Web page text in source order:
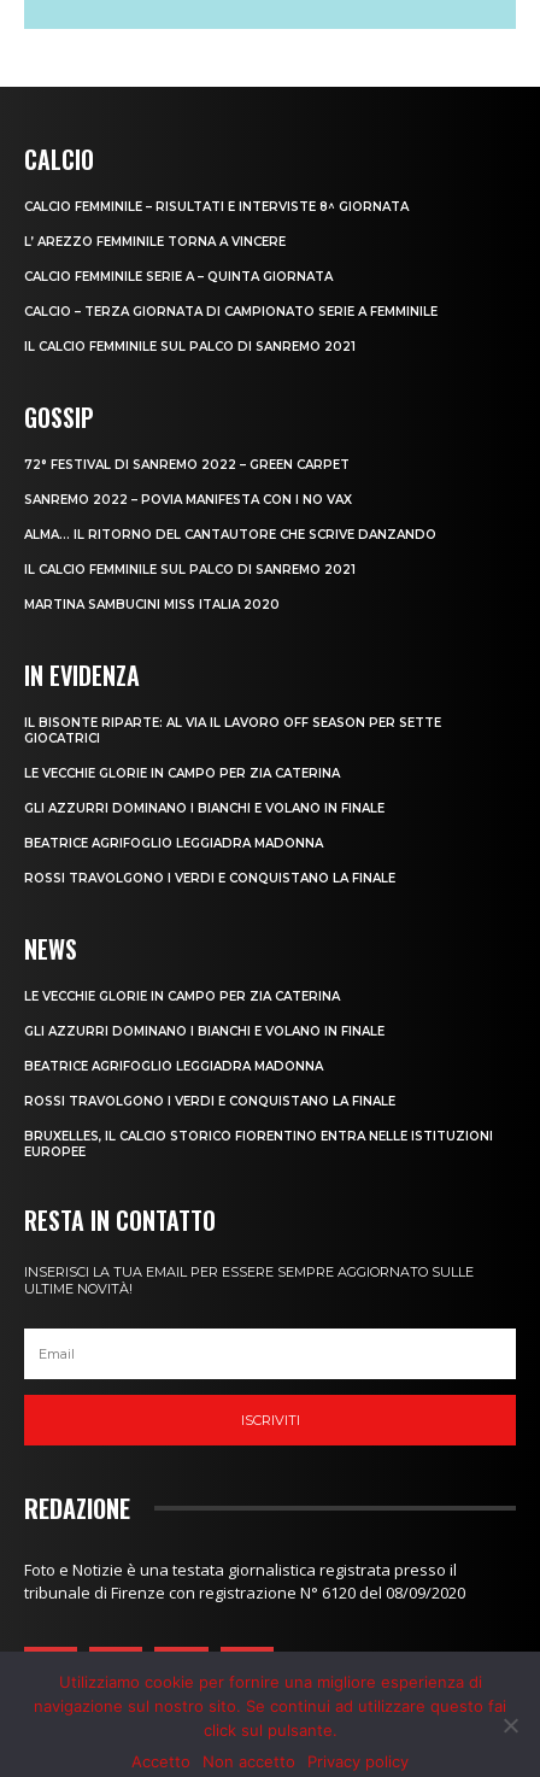
CALCIO
CALCIO FEMMINILE – RISULTATI E INTERVISTE 8^ GIORNATA
L’ AREZZO FEMMINILE TORNA A VINCERE
CALCIO FEMMINILE SERIE A – QUINTA GIORNATA
CALCIO – TERZA GIORNATA DI CAMPIONATO SERIE A FEMMINILE
IL CALCIO FEMMINILE SUL PALCO DI SANREMO 2021
GOSSIP
72° FESTIVAL DI SANREMO 2022 – GREEN CARPET
SANREMO 2022 – POVIA MANIFESTA CON I NO VAX
ALMA… IL RITORNO DEL CANTAUTORE CHE SCRIVE DANZANDO
IL CALCIO FEMMINILE SUL PALCO DI SANREMO 2021
MARTINA SAMBUCINI MISS ITALIA 2020
IN EVIDENZA
IL BISONTE RIPARTE: AL VIA IL LAVORO OFF SEASON PER SETTE
GIOCATRICI
LE VECCHIE GLORIE IN CAMPO PER ZIA CATERINA
GLI AZZURRI DOMINANO I BIANCHI E VOLANO IN FINALE
BEATRICE AGRIFOGLIO LEGGIADRA MADONNA
ROSSI TRAVOLGONO I VERDI E CONQUISTANO LA FINALE
NEWS
LE VECCHIE GLORIE IN CAMPO PER ZIA CATERINA
GLI AZZURRI DOMINANO I BIANCHI E VOLANO IN FINALE
BEATRICE AGRIFOGLIO LEGGIADRA MADONNA
ROSSI TRAVOLGONO I VERDI E CONQUISTANO LA FINALE
BRUXELLES, IL CALCIO STORICO FIORENTINO ENTRA NELLE ISTITUZIONI
EUROPEE
RESTA IN CONTATTO
INSERISCI LA TUA EMAIL PER ESSERE SEMPRE AGGIORNATO SULLE
ULTIME NOVITÀ!
ISCRIVITI
REDAZIONE
Foto e Notizie è una testata giornalistica registrata presso il
tribunale di Firenze con registrazione N° 6120 del 08/09/2020
Redazione- Contatti-Privacy Policy Cookie Policy
Utilizziamo cookie per fornire una migliore esperienza di
navigazione sul nostro sito. Se continui ad utilizzare questo fai
click sul pulsante.
Accetto
Non accetto Privacy policy